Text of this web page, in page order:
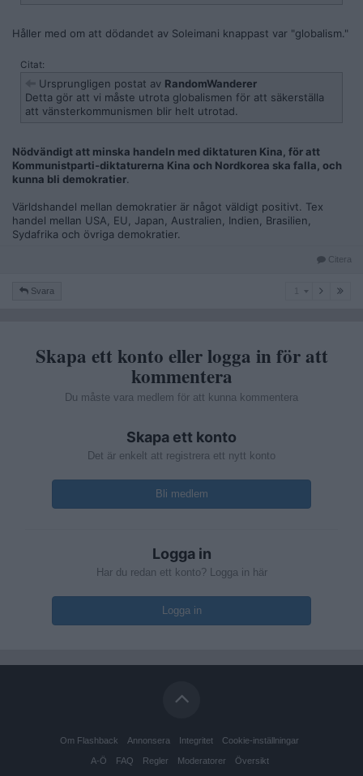
Håller med om att dödandet av Soleimani knappast var "globalism."
Citat:
Ursprungligen postat av RandomWanderer
Detta gör att vi måste utrota globalismen för att säkerställa
att vänsterkommunismen blir helt utrotad.
Nödvändigt att minska handeln med diktaturen Kina, för att
Kommunistparti-diktaturerna Kina och Nordkorea ska falla, och
kunna bli demokratier.
Världshandel mellan demokratier är något väldigt positivt. Tex
handel mellan USA, EU, Japan, Australien, Indien, Brasilien,
Sydafrika och övriga demokratier.
Citera
Svara
Skapa ett konto eller logga in för att
kommentera
Du måste vara medlem för att kunna kommentera
Skapa ett konto
Det är enkelt att registrera ett nytt konto
Bli medlem
Logga in
Har du redan ett konto? Logga in här
Logga in
Om Flashback Annonsera Integritet Cookie-inställningar
A-Ö FAQ Regler Moderatorer Översikt